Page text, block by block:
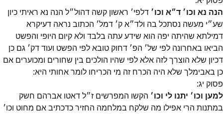
הנה נא וכו׳ ד״א וכו׳ דלפי׳ ראשון קשה דהול״ל הנה נא ראיתי כיון
שע״י מעשה נסתכל בה ולד״א ק׳ דמל׳ הכתוב נראה דעיקרא
דמילתא שהיתה יפה הוא שידע עתה בלבד ולא קיום היופי והפשט
הביאו באחרונה לפי של׳ הפ׳ דחוק טובא לפי הפשט ועוד דק׳ גם כן
דכיון שלא הוצרך לזה אלא לפי שהיו הולכים בין שחורים ומכוערים אם
כן באבימלך שלא היה הכרח זה מי הכריחו לומר אחותי היא:
פסוק יג:
למען וכו׳ יתנו לי וכו׳ הקשו המפרשים ז״ל דאטו אברהם חשק
במתנות הרי אפילו מה שלקח במלחמה החזיר כדכתיב אם מחוט וכו׳